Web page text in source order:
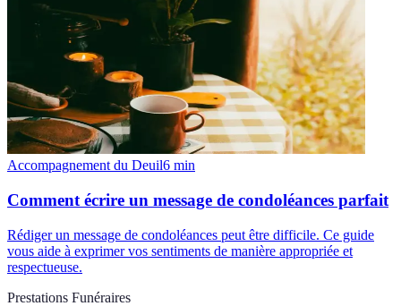
Accompagnement du Deuil6 min
Comment écrire un message de condoléances parfait
Rédiger un message de condoléances peut être difficile. Ce guide
vous aide à exprimer vos sentiments de manière appropriée et
respectueuse.
Prestations Funéraires